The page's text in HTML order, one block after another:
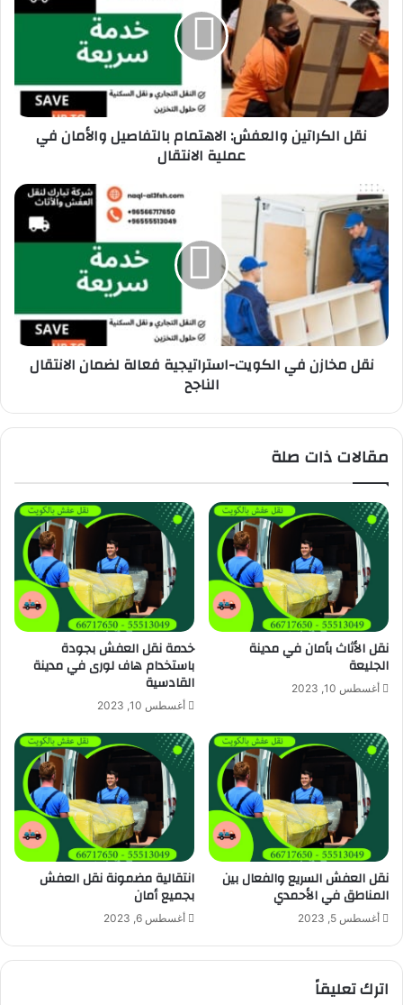
نقل الكراتين والعفش: الاهتمام بالتفاصيل والأمان في
عملية الانتقال
نقل مخازن في الكويت-استراتيجية فعالة لضمان الانتقال
الناجح
مقالات ذات صلة
نقل الأثاث بأمان في مدينة
الجليعة
أغسطس 10, 2023
خدمة نقل العفش بجودة
باستخدام هاف لورى في مدينة
القادسية
أغسطس 10, 2023
نقل العفش السريع والفعال بين
المناطق في الأحمدي
أغسطس 5, 2023
انتقالية مضمونة نقل العفش
بجميع أمان
أغسطس 6, 2023
اترك تعليقاً